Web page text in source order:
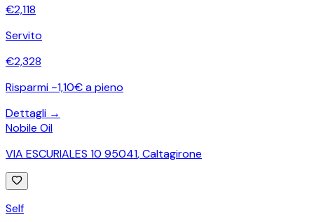
€2,118
Servito
€2,328
Risparmi ~1,10€ a pieno
Dettagli →
Nobile Oil
VIA ESCURIALES 10 95041,Caltagirone
Self